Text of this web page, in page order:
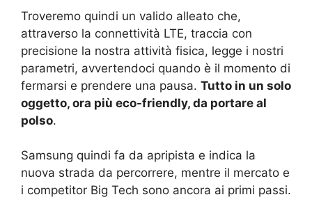
Troveremo quindi un valido alleato che,
attraverso la connettività LTE, traccia con
precisione la nostra attività fisica, legge i nostri
parametri, avvertendoci quando è il momento di
fermarsi e prendere una pausa. Tutto in un solo
oggetto, ora più eco-friendly, da portare al
polso.
Samsung quindi fa da apripista e indica la
nuova strada da percorrere, mentre il mercato e
i competitor Big Tech sono ancora ai primi passi.